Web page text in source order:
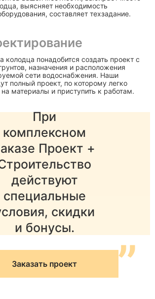
выясняет необходимость
составляет техзадание.
колодца понадобится создать проект с
назначения и расположения
сети водоснабжения. Наши
полный проект, по которому легко
на материалы и приступить к работам.
При
комплексном
Проект +
действуют
специальные
скидки
и бонусы.
”
Заказать проект